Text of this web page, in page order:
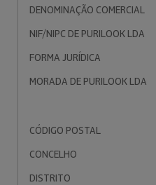
DENOMINAÇÃO COMERCIAL
NIF/NIPC DE PURILOOK LDA
FORMA JURÍDICA
MORADA DE PURILOOK LDA
CÓDIGO POSTAL
CONCELHO
DISTRITO